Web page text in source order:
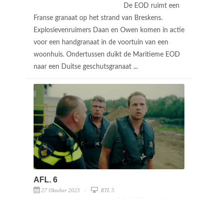
De EOD ruimt een
Franse granaat op het strand van Breskens.
Explosievenruimers Daan en Owen komen in actie
voor een handgranaat in de voortuin van een
woonhuis. Ondertussen duikt de Maritieme EOD
naar een Duitse geschutsgranaat ...
AFL. 6
27 Oktober 2023 RTL 5